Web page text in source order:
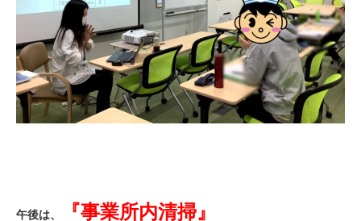
午後は、 『事業所内清掃』